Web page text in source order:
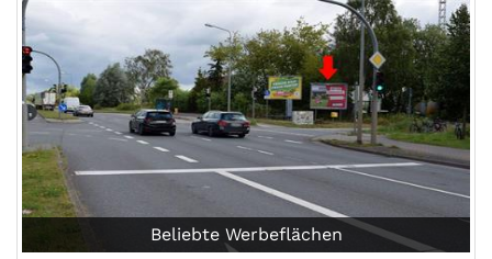
Beliebte Werbeflächen